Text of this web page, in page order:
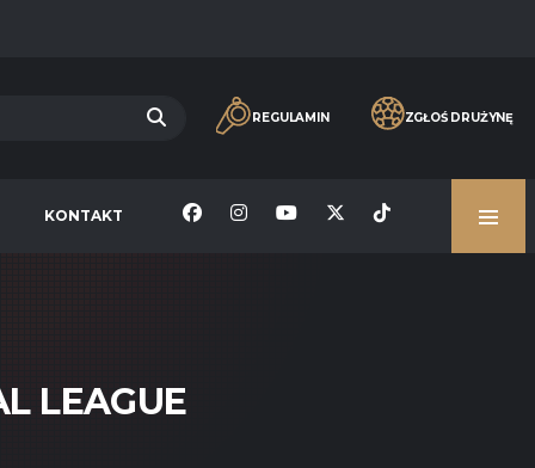
REGULAMIN ZGŁOŚ DRUŻYNĘ
KONTAKT
LEAGUE